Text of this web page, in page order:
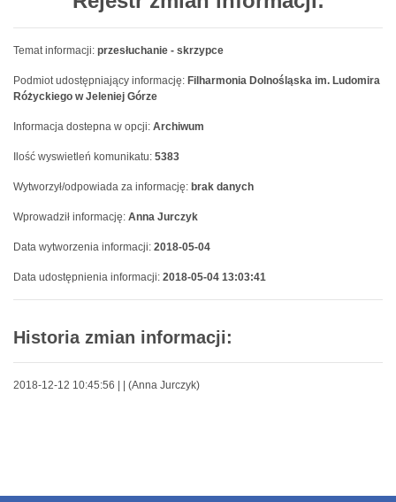
Temat informacji: przesłuchanie - skrzypce
Podmiot udostępniający informację: Filharmonia Dolnośląska im. Ludomira
Różyckiego w Jeleniej Górze
Informacja dostepna w opcji: Archiwum
Ilość wyswietleń komunikatu: 5383
Wytworzył/odpowiada za informację: brak danych
Wprowadził informację: Anna Jurczyk
Data wytworzenia informacji: 2018-05-04
Data udostępnienia informacji: 2018-05-04 13:03:41
Historia zmian informacji:
2018-12-12 10:45:56 | | (Anna Jurczyk)